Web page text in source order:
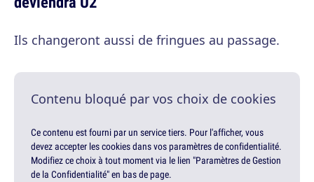
Ils changeront aussi de fringues au passage.
Contenu bloqué par vos choix de cookies
Ce contenu est fourni par un service tiers. Pour l'afficher, vous
devez accepter les cookies dans vos paramètres de confidentialité.
Modifiez ce choix à tout moment via le lien "Paramètres de Gestion
de la Confidentialité" en bas de page.